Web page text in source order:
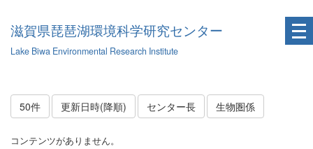
滋賀県琵琶湖環境科学研究センター
Lake Biwa Environmental Research Institute
50件 更新日時(降順) センター長 生物圏係
コンテンツがありません。